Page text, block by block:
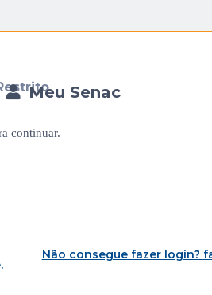
Meu Senac
continuar.
Não consegue fazer login?
.